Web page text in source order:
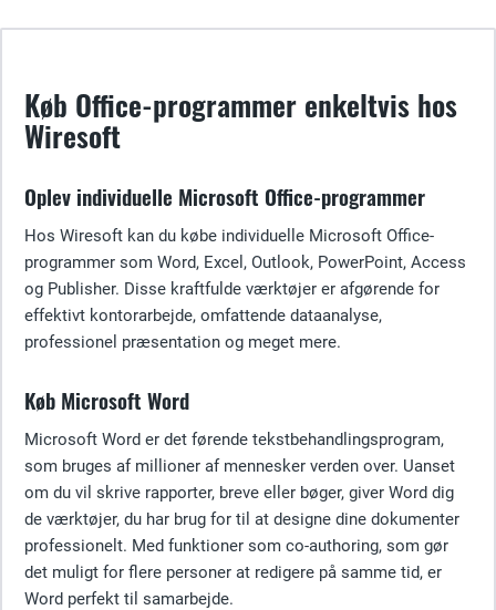
Køb Office-programmer enkeltvis hos
Wiresoft
Oplev individuelle Microsoft Office-programmer
Hos Wiresoft kan du købe individuelle Microsoft Office-
programmer som Word, Excel, Outlook, PowerPoint, Access
og Publisher. Disse kraftfulde værktøjer er afgørende for
effektivt kontorarbejde, omfattende dataanalyse,
professionel præsentation og meget mere.
Køb Microsoft Word
Microsoft Word er det førende tekstbehandlingsprogram,
som bruges af millioner af mennesker verden over. Uanset
om du vil skrive rapporter, breve eller bøger, giver Word dig
de værktøjer, du har brug for til at designe dine dokumenter
professionelt. Med funktioner som co-authoring, som gør
det muligt for flere personer at redigere på samme tid, er
Word perfekt til samarbejde.